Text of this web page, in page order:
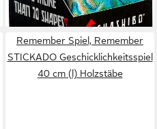
lieferbar - in 6-8 Werktagen bei dir
Remember Spiel, Remember
STICKADO Geschicklichkeitsspiel
40 cm (l) Holzstäbe